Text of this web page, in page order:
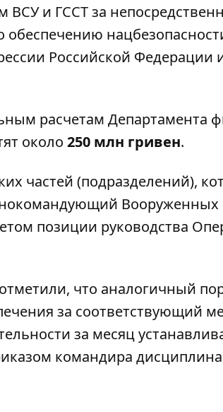
и ГССТ за
обеспечению
Российской
расчетам Департамента
около 250 млн гривен.
частей (подразделений),
позиции руководства
что аналогичный
за соответствующий
за месяц
командира